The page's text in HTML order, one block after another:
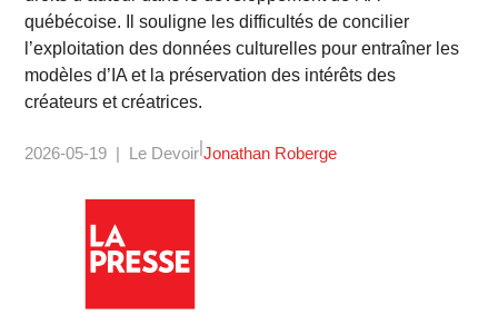
québécoise. Il souligne les difficultés de concilier
l’exploitation des données culturelles pour entraîner les
modèles d’IA et la préservation des intérêts des
créateurs et créatrices.
2026-05-19 Le Devoir Jonathan Roberge